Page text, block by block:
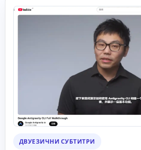
ДВУЕЗИЧНИ СУБТИТРИ